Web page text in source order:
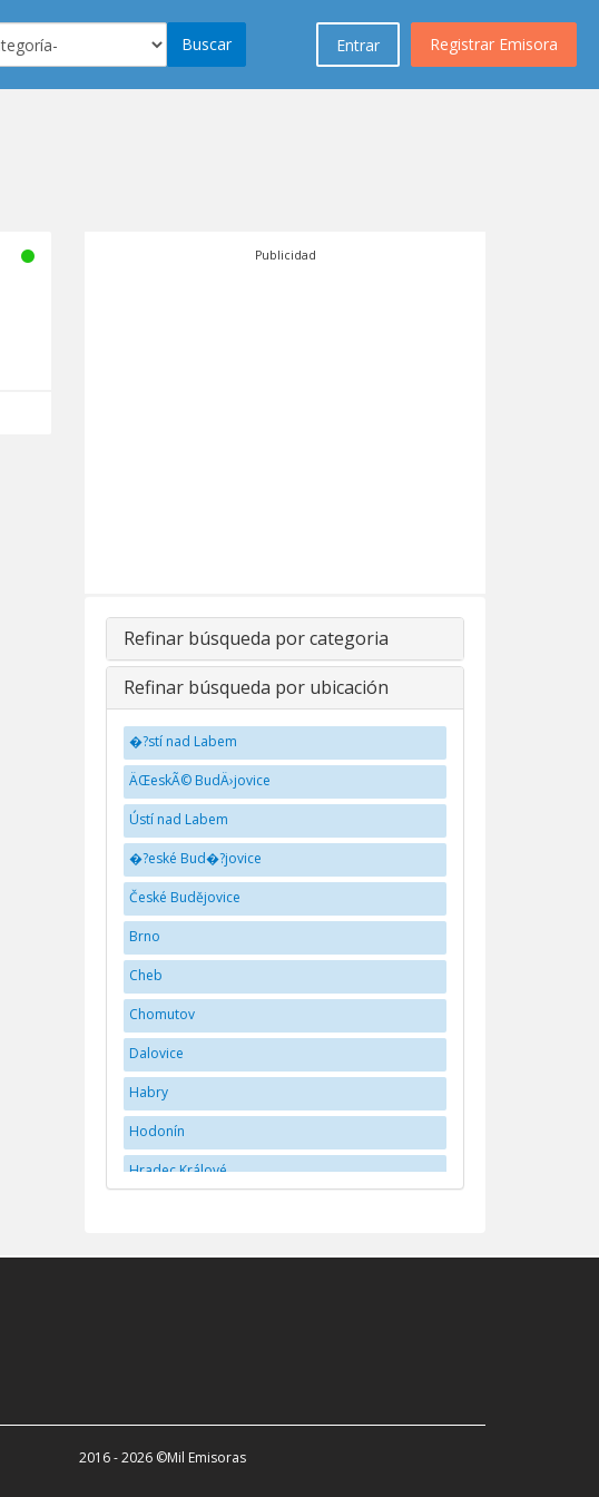
Registrar Emisora
Entrar
Buscar
Publicidad
Refinar búsqueda por categoria
Refinar búsqueda por ubicación
�?stí nad Labem
ÄŒeskÃ© BudÄ›jovice
Ústí nad Labem
�?eské Bud�?jovice
České Budějovice
Brno
Cheb
Chomutov
Dalovice
Habry
Hodonín
Hradec Králové
2016 - 2026 ©Mil Emisoras